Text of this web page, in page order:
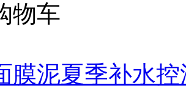
物车
膜泥夏季补水控